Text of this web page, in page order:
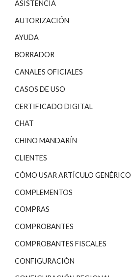
ASISTENCIA
AUTORIZACIÓN
AYUDA
BORRADOR
CANALES OFICIALES
CASOS DE USO
CERTIFICADO DIGITAL
CHAT
CHINO MANDARÍN
CLIENTES
CÓMO USAR ARTÍCULO GENÉRICO
COMPLEMENTOS
COMPRAS
COMPROBANTES
COMPROBANTES FISCALES
CONFIGURACIÓN